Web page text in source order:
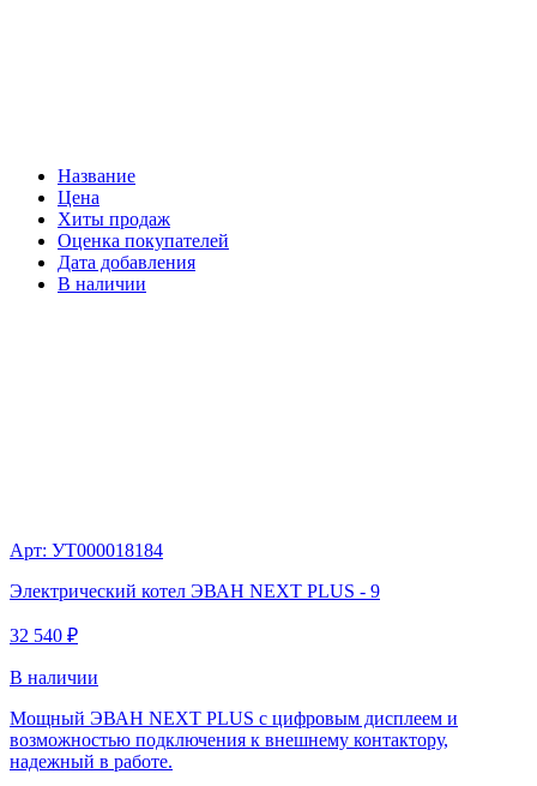
Название
Цена
Хиты продаж
Оценка покупателей
Дата добавления
В наличии
Арт: УТ000018184
Электрический котел ЭВАН NEXT PLUS - 9
32 540 ₽
В наличии
Мощный ЭВАН NEXT PLUS с цифровым дисплеем и
возможностью подключения к внешнему контактору,
надежный в работе.